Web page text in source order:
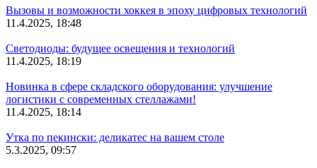
Вызовы и возможности хоккея в эпоху цифровых технологий
11.4.2025, 18:48
Светодиоды: будущее освещения и технологий
11.4.2025, 18:19
Новинка в сфере складского оборудования: улучшение
логистики с современных стеллажами!
11.4.2025, 18:14
Утка по пекински: деликатес на вашем столе
5.3.2025, 09:57